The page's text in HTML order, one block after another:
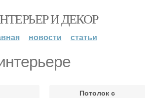
И ДЕКОР
новости статьи
Потолок с